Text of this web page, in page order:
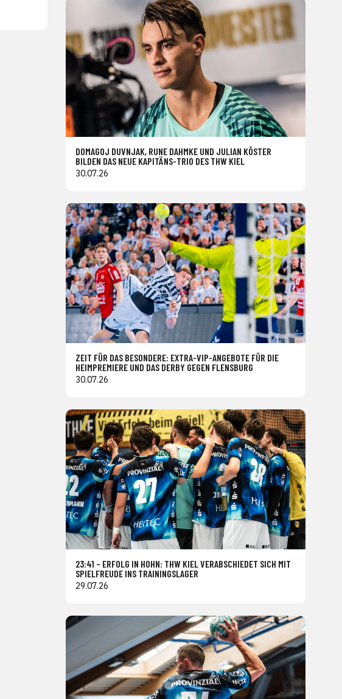
DOMAGOJ DUVNJAK, RUNE DAHMKE UND JULIAN KÖSTER
BILDEN DAS NEUE KAPITÄNS-TRIO DES THW KIEL
30.07.26
ZEIT FÜR DAS BESONDERE: EXTRA-VIP-ANGEBOTE FÜR DIE
HEIMPREMIERE UND DAS DERBY GEGEN FLENSBURG
30.07.26
23:41 – ERFOLG IN HOHN: THW KIEL VERABSCHIEDET SICH MIT
SPIELFREUDE INS TRAININGSLAGER
29.07.26